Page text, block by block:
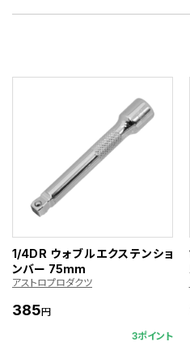
1/4DR ウォブルエクステンショ
ンバー 75mm
アストロプロダクツ
385円
3ポイント